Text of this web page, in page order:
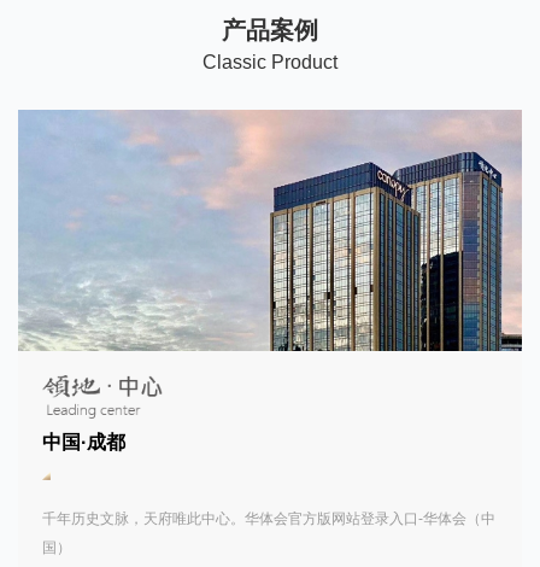
产品案例
C lassic Product
中国·成都
千年历史文脉，天府唯此中心。华体会官方版网站登录入口-华体会（中
国）